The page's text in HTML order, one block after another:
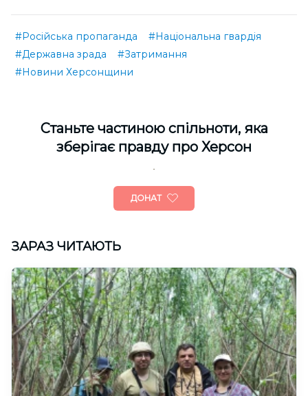
#Російська пропаганда
#Національна гвардія
#Державна зрада
#Затримання
#Новини Херсонщини
Cтаньте частиною спільноти, яка
зберігає правду про Херсон
ДОНАТ
ЗАРАЗ ЧИТАЮТЬ